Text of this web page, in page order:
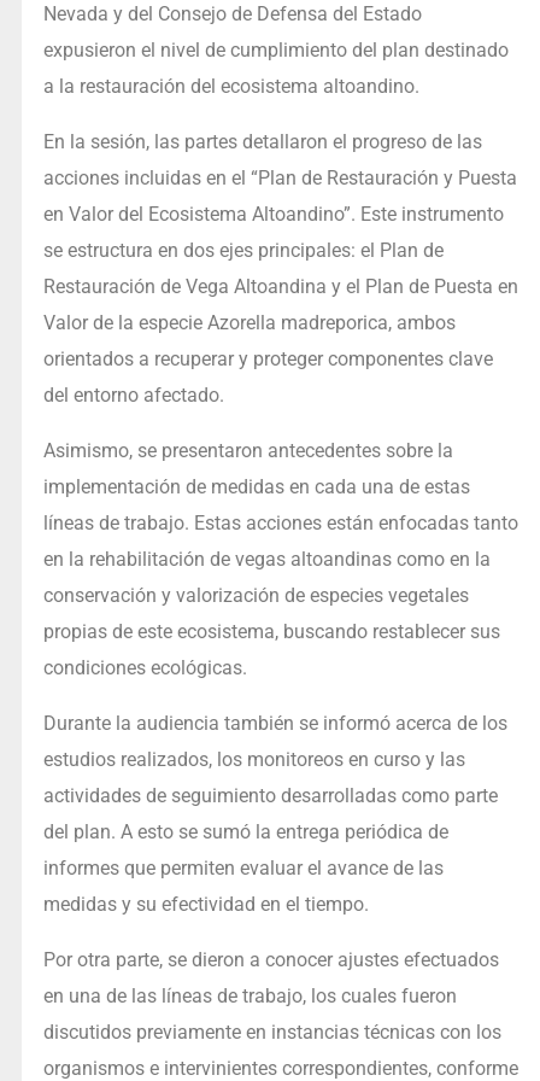
Nevada y del Consejo de Defensa del Estado
expusieron el nivel de cumplimiento del plan destinado
a la restauración del ecosistema altoandino.
En la sesión, las partes detallaron el progreso de las
acciones incluidas en el “Plan de Restauración y Puesta
en Valor del Ecosistema Altoandino”. Este instrumento
se estructura en dos ejes principales: el Plan de
Restauración de Vega Altoandina y el Plan de Puesta en
Valor de la especie Azorella madreporica, ambos
orientados a recuperar y proteger componentes clave
del entorno afectado.
Asimismo, se presentaron antecedentes sobre la
implementación de medidas en cada una de estas
líneas de trabajo. Estas acciones están enfocadas tanto
en la rehabilitación de vegas altoandinas como en la
conservación y valorización de especies vegetales
propias de este ecosistema, buscando restablecer sus
condiciones ecológicas.
Durante la audiencia también se informó acerca de los
estudios realizados, los monitoreos en curso y las
actividades de seguimiento desarrolladas como parte
del plan. A esto se sumó la entrega periódica de
informes que permiten evaluar el avance de las
medidas y su efectividad en el tiempo.
Por otra parte, se dieron a conocer ajustes efectuados
en una de las líneas de trabajo, los cuales fueron
discutidos previamente en instancias técnicas con los
organismos e intervinientes correspondientes, conforme